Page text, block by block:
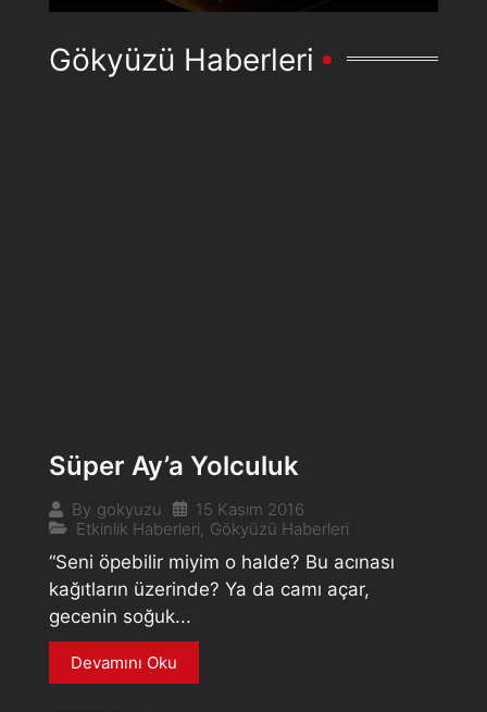
Gökyüzü Haberleri
Süper Ay’a Yolculuk
By gokyuzu
15 Kasım 2016
Etkinlik Haberleri Gökyüzü Haberleri
“Seni öpebilir miyim o halde? Bu acınası
kağıtların üzerinde? Ya da camı açar,
gecenin soğuk...
Devamını Oku